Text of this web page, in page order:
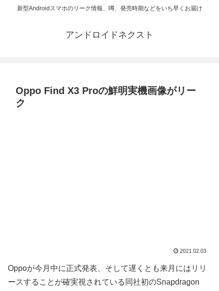
新型Androidスマホのリーク情報、噂、発売時期などをいち早くお届け
アンドロイドネクスト
Oppo Find X3 Proの鮮明実機画像がリー
ク
2021.02.03
Oppoが今月中に正式発表、そして遅くとも来月にはリリ
ースすることが確実視されている同社初のSnapdragon